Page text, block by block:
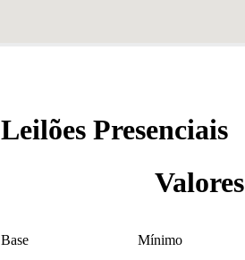
Leilões Presenciais
Valores
Base Mínimo